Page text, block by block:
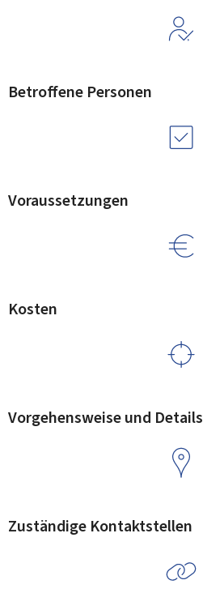
Betroffene Personen
Voraussetzungen
Kosten
Vorgehensweise und Details
Zuständige Kontaktstellen